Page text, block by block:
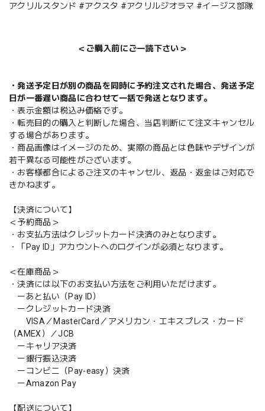
アクリルスタンド #アクスタ #アクリルジオラマ #イージス部隊
＜ご購入前にご一読下さい＞
・発送予定日が別の商品を同時に予約注文された場合、発送予定
日が一番遅い商品に合わせて一括で発送となります。
・表示金額は税込み価格です。
・転売目的の購入と判断した場合、当店判断にて注文キャンセル
する場合があります。
・商品画像はイメージのため、実際の商品とは色味やデザインが
若干異なる可能性がございます。
・お客様都合によるご注文のキャンセル、返品・返金はご対応で
きかねます。
【決済について】
＜予約商品＞
・お支払方法はクレジットカード決済のみとなります。
・「Pay ID」アカウントへのログインが必須となります。
＜在庫商品＞
・決済には以下のお支払い方法をご利用いただけます。
ーあと払い（Pay ID）
ークレジットカード決済
VISA／MasterCard／アメリカン・エキスプレス・カード
（AMEX）／JCB
ーキャリア決済
ー銀行振込決済
ーコンビニ（Pay-easy）決済
ーAmazon Pay
【配送について】